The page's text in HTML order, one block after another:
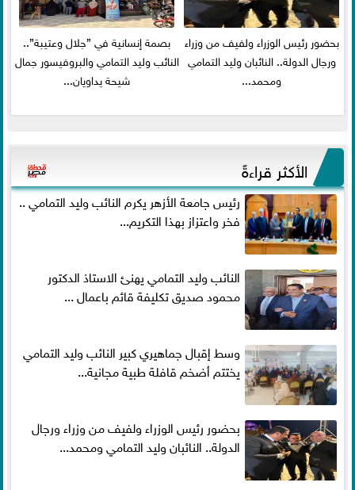
بحضور رئيس الوزراء ولفيف من وزراء
ورجال الدولة.. النائبان وليد التمامي
ومحمد...
بصمة إنسانية في ”جلال وعتيبة”..
النائب وليد التمامي والبروفيسور جمال
شيحة يداويان...
الأكثر قراءةً
رئيس جامعة الأزهر يكرم النائب وليد التمامي ..
فخر واعتزاز بهذا التكريم...
النائب وليد التمامي يهنئ الاستاذ الدكتور
محمود صديق تكليفة قائم باعمال ...
وسط إقبال جماهيري كبير النائب وليد التمامي
يختتم أضخم قافلة طبية مجانية...
بحضور رئيس الوزراء ولفيف من وزراء ورجال
الدولة.. النائبان وليد التمامي ومحمد...